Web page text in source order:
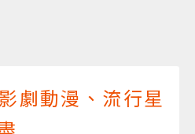
劇動漫、流行星